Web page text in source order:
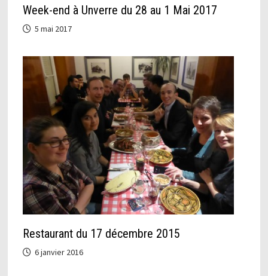
Week-end à Unverre du 28 au 1 Mai 2017
5 mai 2017
Restaurant du 17 décembre 2015
6 janvier 2016